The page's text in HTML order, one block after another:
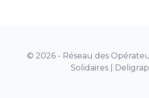
© 2026 - Réseau des
Solidaires |